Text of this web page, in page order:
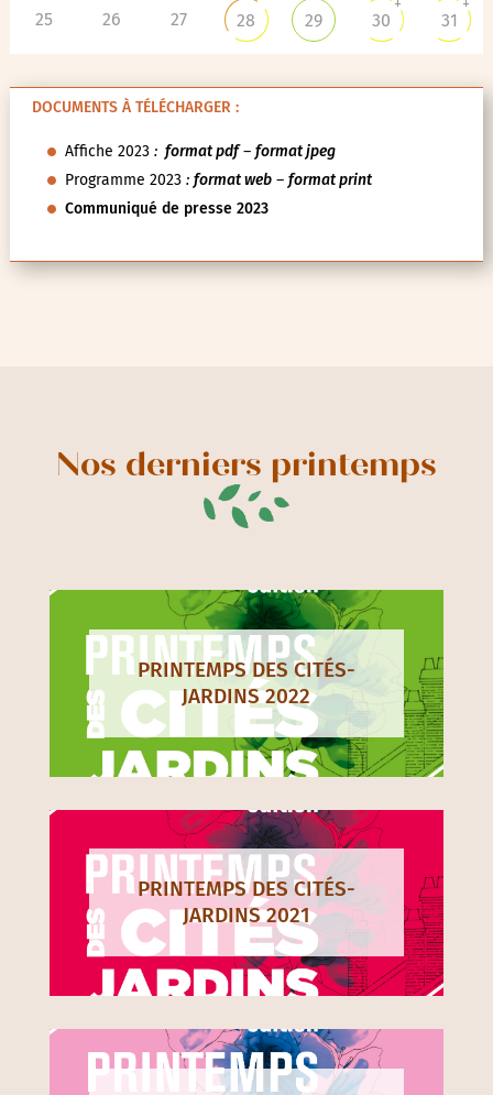
25 26 27 28 29 30
+
31
+
DOCUMENTS À TÉLÉCHARGER :
Affiche 2023: format pdf– format jpeg
Programme 2023 : format web– format print
Communiqué de presse 2023
Nos derniers printemps
PRINTEMPS DES CITÉS-
JARDINS 2022
PRINTEMPS DES CITÉS-
JARDINS 2021